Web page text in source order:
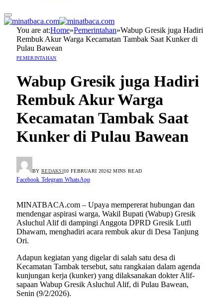
You are at:Home»Pemerintahan»Wabup Gresik juga Hadiri
Rembuk Akur Warga Kecamatan Tambak Saat Kunker di
Pulau Bawean
PEMERINTAHAN
Wabup Gresik juga Hadiri
Rembuk Akur Warga
Kecamatan Tambak Saat
Kunker di Pulau Bawean
BY REDAKSI10 FEBRUARI 20262 MINS READ
Facebook Telegram WhatsApp
MINATBACA.com – Upaya mempererat hubungan dan
mendengar aspirasi warga, Wakil Bupati (Wabup) Gresik
Asluchul Alif di dampingi Anggota DPRD Gresik Lutfi
Dhawam, menghadiri acara rembuk akur di Desa Tanjung
Ori.
Adapun kegiatan yang digelar di salah satu desa di
Kecamatan Tambak tersebut, satu rangkaian dalam agenda
kunjungan kerja (kunker) yang dilaksanakan dokter Alif-
sapaan Wabup Gresik Asluchul Alif, di Pulau Bawean,
Senin (9/2/2026).